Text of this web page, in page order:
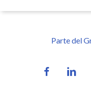
Parte del
facebooklinkedin